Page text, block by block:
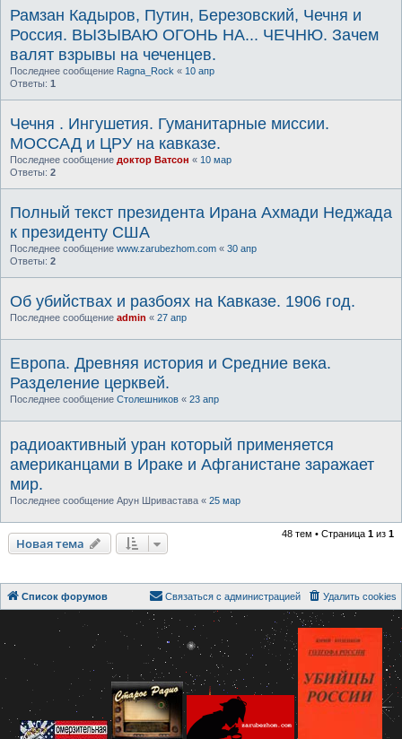
Рамзан Кадыров, Путин, Березовский, Чечня и
Россия. ВЫЗЫВАЮ ОГОНЬ НА... ЧЕЧНЮ. Зачем
валят взрывы на чеченцев.
Последнее сообщение Ragna_Rock « 10 апр
Ответы: 1
Чечня . Ингушетия. Гуманитарные миссии.
МОССАД и ЦРУ на кавказе.
Последнее сообщение доктор Ватсон « 10 мар
Ответы: 2
Полный текст президента Ирана Ахмади Неджада
к президенту США
Последнее сообщение www.zarubezhom.com « 30 апр
Ответы: 2
Об убийствах и разбоях на Кавказе. 1906 год.
Последнее сообщение admin « 27 апр
Европа. Древняя история и Средние века.
Разделение церквей.
Последнее сообщение Столешников « 23 апр
радиоактивный уран который применяется
американцами в Ираке и Афганистане заражает
мир.
Последнее сообщение Арун Шривастава « 25 мар
Новая тема
48 тем • Страница 1 из 1
Список форумов Удалить cookies
Связаться с администрацией